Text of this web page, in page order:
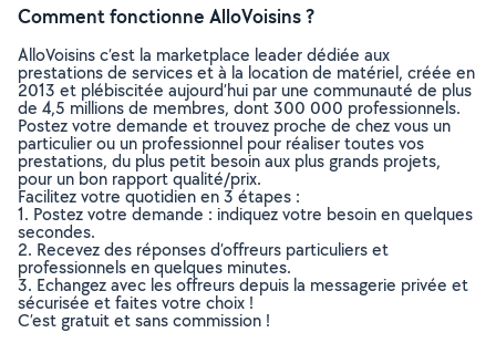
Comment fonctionne AlloVoisins ?
AlloVoisins c’est la marketplace leader dédiée aux
prestations de services et à la location de matériel, créée en
2013 et plébiscitée aujourd’hui par une communauté de plus
de 4,5 millions de membres, dont 300 000 professionnels.
Postez votre demande et trouvez proche de chez vous un
particulier ou un professionnel pour réaliser toutes vos
prestations, du plus petit besoin aux plus grands projets,
pour un bon rapport qualité/prix.
Facilitez votre quotidien en 3 étapes :
1. Postez votre demande : indiquez votre besoin en quelques
secondes.
2. Recevez des réponses d’offreurs particuliers et
professionnels en quelques minutes.
3. Echangez avec les offreurs depuis la messagerie privée et
sécurisée et faites votre choix !
C’est gratuit et sans commission !